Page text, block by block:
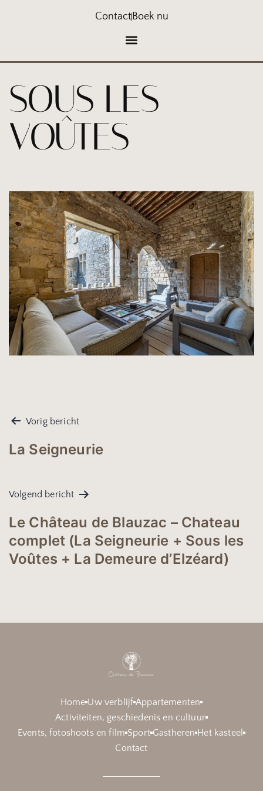
ContactBoek nu
SOUS LES
VOÛTES
Vorig bericht
La Seigneurie
Volgend bericht
Le Château de Blauzac – Chateau
complet (La Seigneurie + Sous les
Voûtes + La Demeure d’Elzéard)
Home Uw verblijf Appartementen
Activiteiten, geschiedenis en cultuur
Events, fotoshoots en film Sport Gastheren Het kasteel
Contact